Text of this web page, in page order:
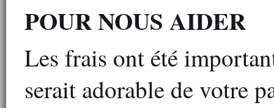
POUR NOUS AIDER
Les frais ont été
serait adorable de votre